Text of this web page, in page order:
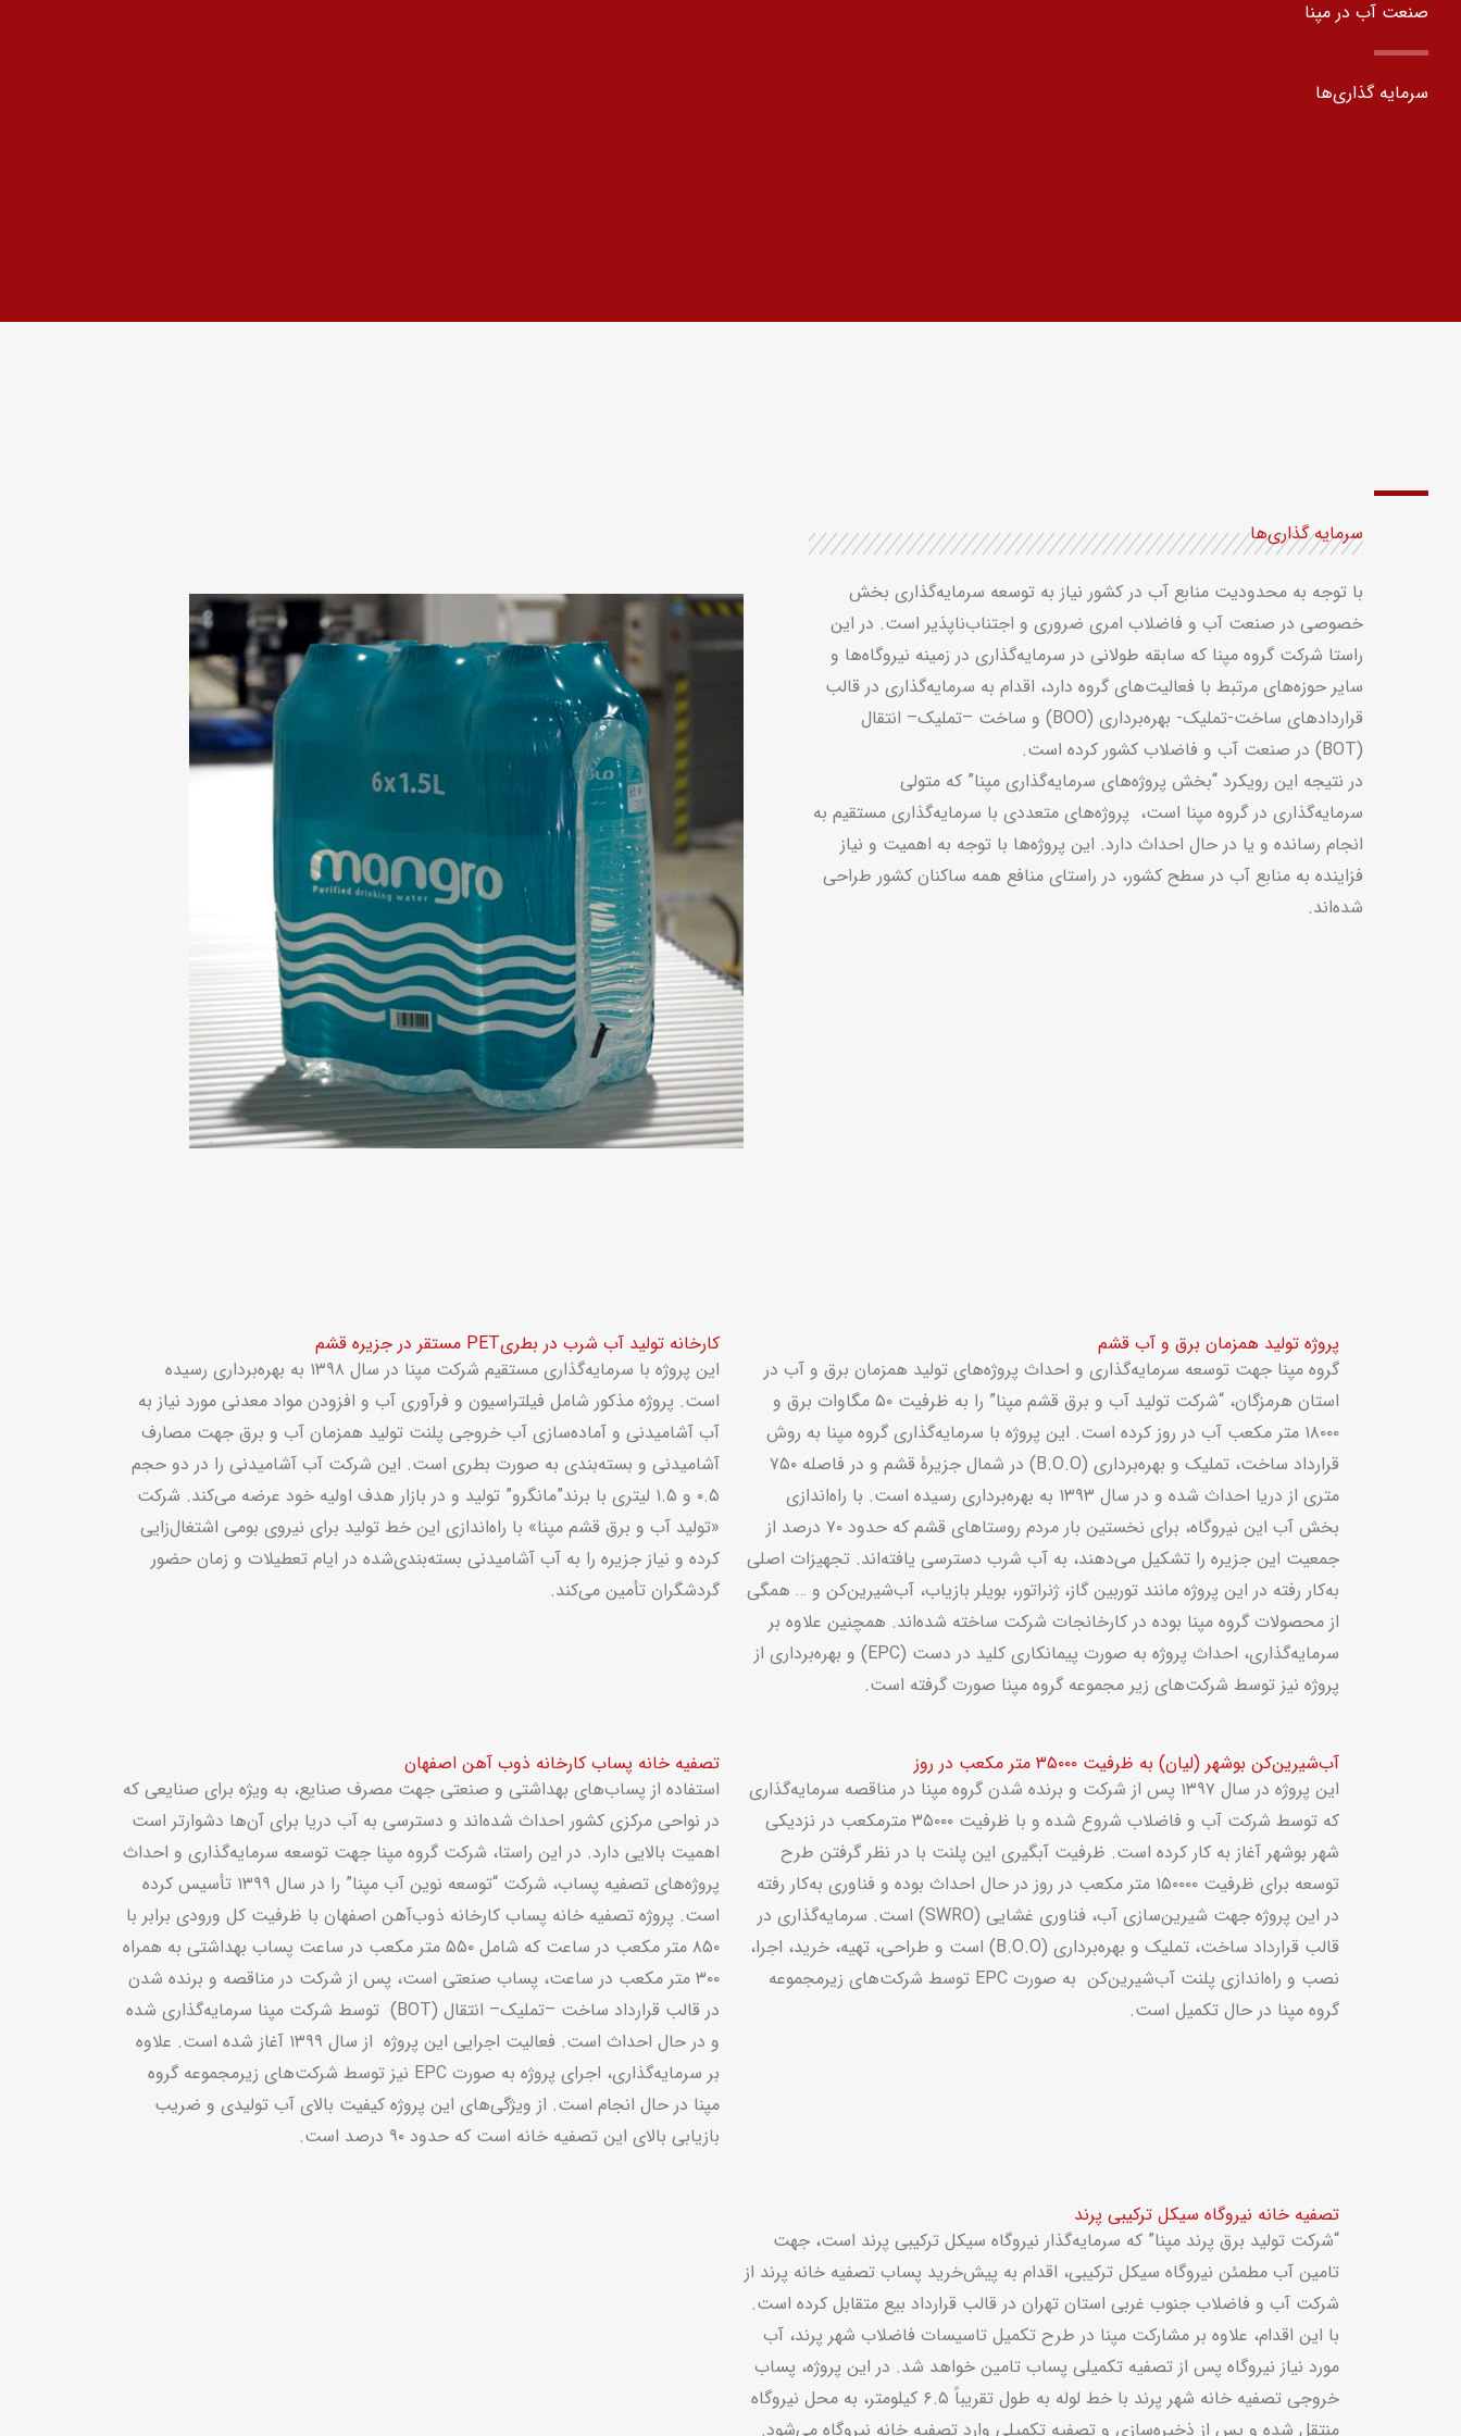
صنعت آب در مپنا​
سرمایه گذاری‌ها
سرمایه گذاری‌ها
با توجه به محدودیت منابع آب در کشور نیاز به توسعه سرمایه‌گذاری بخش
خصوصی در صنعت آب و فاضلاب امری ضروری و اجتناب‌ناپذیر است. در این
راستا شرکت گروه مپنا که سابقه طولانی در سرمایه‌گذاری در زمینه نیروگاه‌ها و
سایر حوزه‌های مرتبط با فعالیت‌های گروه دارد، اقدام به سرمایه‌گذاری در قالب
قراردادهای ساخت-تملیک- بهره‌برداری (BOO) و ساخت –تملیک– انتقال
(
(BOT در صنعت آب و فاضلاب کشور کرده است.
در نتیجه این رویکرد “بخش پروژه‌های سرمایه‌گذاری مپنا” که متولی
سرمایه‌گذاری در گروه مپنا است، پروژه‌های متعددی با سرمایه‌گذاری مستقیم به
انجام رسانده و یا در حال احداث دارد. این پروژه‌ها با توجه به اهمیت و نیاز
فزاینده به منابع آب در سطح کشور، در راستای منافع همه ساکنان کشور طراحی
شده‌اند.
پروژه تولید همزمان برق و آب قشم
گروه مپنا جهت توسعه سرمایه‌گذاری و احداث پروژه‌های تولید همزمان برق و آب در
استان هرمزگان، “شرکت تولید آب و برق قشم مپنا” را به ظرفیت ۵۰ مگاوات برق و
۱۸۰۰۰ متر مکعب آب در روز کرده است. این پروژه با سرمایه‌گذاری گروه مپنا به روش
قرارداد ساخت، تملیک و بهره‌برداری (B.O.O
) در شمال جزیرۀ قشم و در فاصله ۷۵۰
متری از دریا احداث شده و در سال ۱۳۹۳ به بهره‌برداری رسیده است. با راه‌اندازی
بخش آب این نیروگاه، برای نخستین ‌بار مردم روستاهای قشم که حدود ۷۰ درصد از
جمعیت این جزیره را تشکیل می‌دهند، به آب شرب دسترسی یافته‌اند. تجهیزات اصلی
به‌کار رفته در این پروژه مانند توربین گاز، ژنراتور، بویلر بازیاب، آب‌شیرین‌کن و … همگی
از محصولات گروه مپنا بوده در کارخانجات شرکت ساخته شده‌اند. همچنین علاوه بر
سرمایه‌گذاری، احداث پروژه به صورت پیمانکاری کلید در دست (EPC) و بهره‌برداری از
پروژه نیز توسط شرکت‌های زیر مجموعه گروه مپنا صورت گرفته است.
کارخانه تولید آب شرب در بطریPET مستقر در جزیره قشم
این پروژه با سرمایه‌گذاری مستقیم شرکت مپنا در سال ۱۳۹۸ به بهره‌برداری رسیده
است. پروژه مذکور شامل فیلتراسیون و فرآوری آب و افزودن مواد معدنی مورد نیاز به
آب آشامیدنی و آماده‌سازی آب خروجی پلنت تولید همزمان آب و برق جهت مصارف
آشامیدنی و بسته‌بندی به صورت بطری است. این شرکت آب آشامیدنی را در دو حجم
۰.۵ و ۱.۵ لیتری با برند”مانگرو” تولید و در بازار هدف اولیه خود عرضه می‌کند. شرکت
«تولید آب و برق قشم مپنا» با راه‌اندازی این خط تولید برای نیروی بومی اشتغال‌زایی
کرده و نیاز جزیره را به آب آشامیدنی بسته‌بندی‌شده در ایام تعطیلات و زمان حضور
گردشگران تأمین می‌کند.
آب‌شیرین‌کن بوشهر (لیان) به ظرفیت ۳۵۰۰۰ متر مکعب در روز
این پروژه در سال ۱۳۹۷ پس از شرکت و برنده شدن گروه مپنا در مناقصه سرمایه‌گذاری
که توسط شرکت آب و فاضلاب شروع شده و با ظرفیت ۳۵۰۰۰ مترمکعب در نزدیکی
شهر بوشهر آغاز به کار کرده است. ظرفیت آبگیری این پلنت با در نظر گرفتن طرح
توسعه برای ظرفیت ۱۵۰۰۰۰ متر مکعب در روز در حال احداث بوده و فناوری به‌کار رفته
در این پروژه جهت شیرین‌سازی آب، فناوری غشایی (SWRO) است. سرمایه‌گذاری در
قالب قرارداد ساخت، تملیک و بهره‌برداری (B.O.O) است و طراحی، تهیه، خرید، اجرا،
نصب و راه‌اندازی پلنت آب‌شیرین‌کن به صورت EPC توسط شرکت‌های زیرمجموعه
گروه مپنا در حال تکمیل است.
تصفیه خانه پساب کارخانه ذوب آهن اصفهان
استفاده از پساب‌های بهداشتی و صنعتی جهت مصرف صنایع، به ویژه برای صنایعی که
در نواحی مرکزی کشور احداث شده‌اند و دسترسی به آب دریا برای آن‌ها دشوارتر است
اهمیت بالایی دارد. در این راستا، شرکت گروه مپنا جهت توسعه سرمایه‌گذاری و احداث
پروژه‌های تصفیه پساب، شرکت “توسعه نوین آب مپنا” را در سال ۱۳۹۹ تأسیس کرده
است. پروژه تصفیه خانه پساب کارخانه ذوب‌آهن اصفهان با ظرفیت کل ورودی برابر با
۸۵۰ متر مکعب در ساعت که شامل ۵۵۰ متر مکعب در ساعت پساب بهداشتی به همراه
۳۰۰ متر مکعب در ساعت، پساب صنعتی است، پس از شرکت در مناقصه و برنده شدن
در قالب قرارداد ساخت –تملیک– انتقال (BOT) توسط شرکت مپنا سرمایه‌گذاری شده
و در حال احداث است. فعالیت اجرایی این پروژه از سال ۱۳۹۹ آغاز شده است. علاوه
بر سرمایه‌گذاری، اجرای پروژه به صورت EPC نیز توسط شرکت‌های زیرمجموعه گروه
مپنا در حال انجام است. از ویژگی‌های این پروژه کیفیت بالای آب تولیدی و ضریب
بازیابی بالای این تصفیه خانه است که حدود ۹۰ درصد است.
تصفیه خانه نیروگاه سیکل ترکیبی پرند
“شرکت تولید برق پرند مپنا” که سرمایه‌گذار نیروگاه سیکل ترکیبی پرند است، جهت
تامین آب مطمئن نیروگاه سیکل ترکیبی، اقدام به پیش‌خرید پساب تصفیه خانه پرند از
شرکت آب و فاضلاب جنوب غربی استان تهران در قالب قرارداد بیع متقابل کرده است.
با این اقدام، علاوه بر مشارکت مپنا در طرح تکمیل تاسیسات فاضلاب شهر پرند، آب
مورد نیاز نیروگاه پس از تصفیه تکمیلی پساب تامین خواهد شد. در این پروژه، پساب
خروجی تصفیه خانه شهر پرند با خط لوله به طول تقریباً ۶.۵ کیلومتر، به محل نیروگاه
منتقل شده و پس از ذخیره‌سازی و تصفیه تکمیلی وارد تصفیه خانه نیروگاه می‌شود.